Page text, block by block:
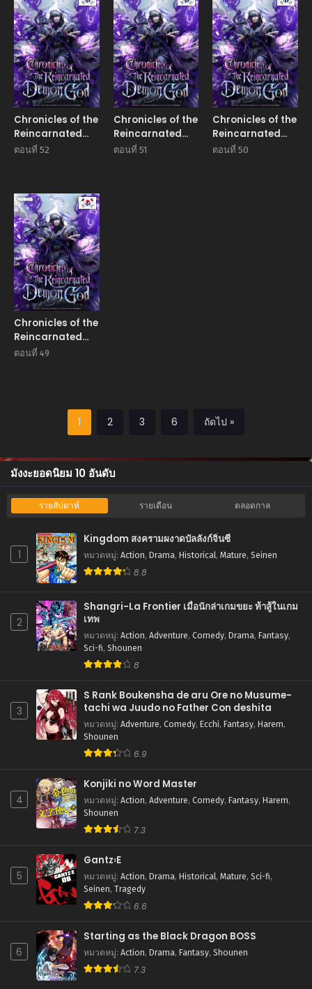
Chronicles of the
Reincarnated
Demon God
ตอนที่ 52
Chronicles of the
Reincarnated
Demon God
ตอนที่ 51
Chronicles of the
Reincarnated
Demon God
ตอนที่ 50
Manhwa
Chronicles of the
Reincarnated
Demon God
ตอนที่ 49
1 2 3 6 ถัดไป »
มังงะยอดนิยม 10 อันดับ
รายสัปดาห์ รายเดือน ตลอดกาล
1
Kingdom สงครามผงาดบัลลังก์จิ๋นซี
หมวดหมู่: Action, Drama, Historical, Mature, Seinen
8.8
2
Shangri-La Frontier เมื่อนักล่าเกมขยะ ท้าสู้ในเกม
เทพ
หมวดหมู่: Action, Adventure, Comedy, Drama, Fantasy,
Sci-fi, Shounen
8
3
S Rank Boukensha de aru Ore no Musume-
tachi wa Juudo no Father Con deshita
หมวดหมู่: Adventure, Comedy, Ecchi, Fantasy, Harem,
Shounen
6.9
4
Konjiki no Word Master
หมวดหมู่: Action, Adventure, Comedy, Fantasy, Harem,
Shounen
7.3
5
Gantz꞉E
หมวดหมู่: Action, Drama, Historical, Mature, Sci-fi,
Seinen, Tragedy
6.6
6
Starting as the Black Dragon BOSS
หมวดหมู่: Action, Drama, Fantasy, Shounen
7.3